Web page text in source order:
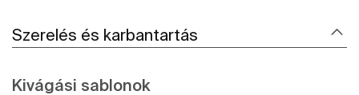
Szerelés és karbantartás
Kivágási sablonok